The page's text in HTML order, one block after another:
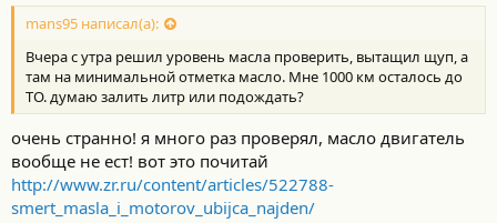
mans95 написал(а):
Вчера с утра решил уровень масла проверить, вытащил щуп, а
там на минимальной отметка масло. Мне 1000 км осталось до
ТО. думаю залить литр или подождать?
очень странно! я много раз проверял, масло двигатель
вообще не ест! вот это почитай
http://www.zr.ru/content/articles/522788-
smert_masla_i_motorov_ubijca_najden/